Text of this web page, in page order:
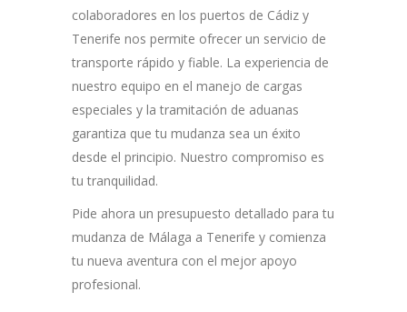
colaboradores en los puertos de Cádiz y
Tenerife nos permite ofrecer un servicio de
transporte rápido y fiable. La experiencia de
nuestro equipo en el manejo de cargas
especiales y la tramitación de aduanas
garantiza que tu mudanza sea un éxito
desde el principio. Nuestro compromiso es
tu tranquilidad.
Pide ahora un presupuesto detallado para tu
mudanza de Málaga a Tenerife y comienza
tu nueva aventura con el mejor apoyo
profesional.